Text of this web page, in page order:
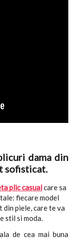
dama din
sofisticat.
plic casualcare sa
fiecare model
piele, care te va
stil si moda.
de cea mai buna